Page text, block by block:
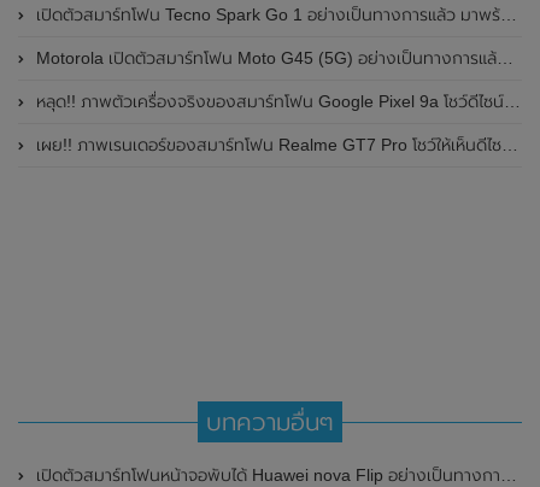
เปิดตัวสมาร์ทโฟน Tecno Spark Go 1 อย่างเป็นทางการแล้ว มาพร้อมหน้าจอแสดงผล LCD / 120Hz , แบตเตอรี่ 5,000mAh และใช้ชิปเซ็ต Unisoc
Motorola เปิดตัวสมาร์ทโฟน Moto G45 (5G) อย่างเป็นทางการแล้วในอินเดีย
หลุด!! ภาพตัวเครื่องจริงของสมาร์ทโฟน Google Pixel 9a โชว์ดีไซน์ใหม่ กล้องหลังแบนราบ ไม่มีกรอบของกล้องแล้ว
เผย!! ภาพเรนเดอร์ของสมาร์ทโฟน Realme GT7 Pro โชว์ให้เห็นดีไซน์ใหม่ พร้อมเผยรายละเอียดสเปกที่สำคัญบางส่วน
บทความอื่นๆ
เปิดตัวสมาร์ทโฟนหน้าจอพับได้ Huawei nova Flip อย่างเป็นทางการในประเทศจีน มาพร้อมหน้าจอแสดงผลด้านในขนาด 6.94 นิ้ว , แบตเตอรี่ขนาดใหญ่ 4,400mAh พร้อมรองรับการชาร์จไวแบบมีสายที่ 66W